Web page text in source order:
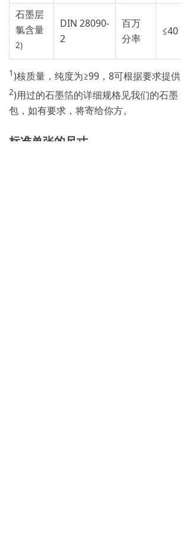
石墨层
氯含量
2)
DIN 28090-
2
百万
分率
≤40
1)核质量，纯度为≥99，8可根据要求提供
2)用过的石墨箔的详细规格见我们的石墨
包，如有要求，将寄给你方。
标准单张的尺寸